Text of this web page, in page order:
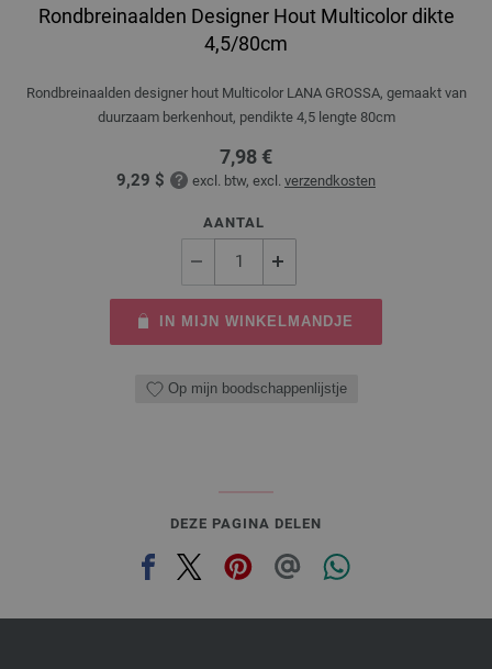
Rondbreinaalden Designer Hout Multicolor dikte
4,5/80cm
Rondbreinaalden designer hout Multicolor LANA GROSSA, gemaakt van
duurzaam berkenhout, pendikte 4,5 lengte 80cm
7,98 €
9,29 $ excl. btw, excl. verzendkosten
AANTAL
IN MIJN WINKELMANDJE
Op mijn boodschappenlijstje
DEZE PAGINA DELEN